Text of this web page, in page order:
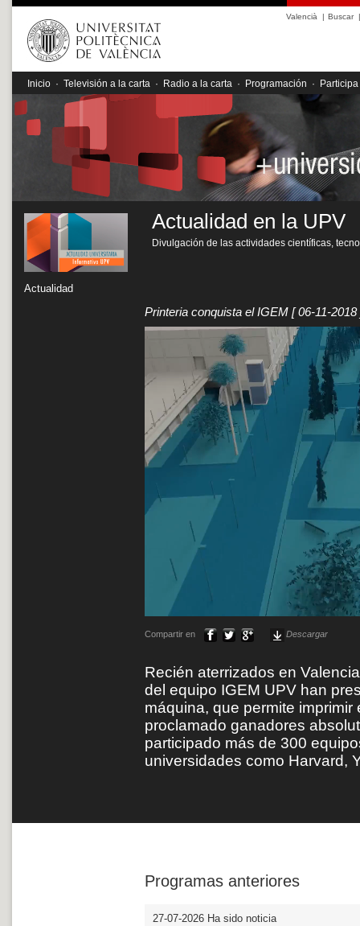
Valencià | Buscar|
Inicio · Televisión a la carta · Radio a la carta · Programación · Participa
Actualidad
Actualidad en la UPV
Divulgación de las actividades científicas,
Printeria conquista el IGEM [ 06-11-2018
Compartir en Descargar
Recién aterrizados en
del equipo IGEM UPV han
máquina, que permite
proclamado ganadores
participado más de 300
universidades como Harvard,
Programas anteriores
27-07-2026 Ha sido noticia